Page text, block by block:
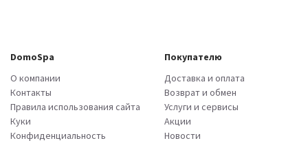
DomoSpa
О компании
Контакты
Правила использования сайта
Куки
Конфиденциальность
Покупателю
Доставка и оплата
Возврат и обмен
Услуги и сервисы
Акции
Новости